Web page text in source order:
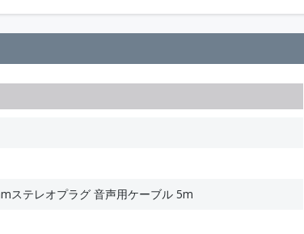
ステレオプラグ 音声用ケーブル 5m